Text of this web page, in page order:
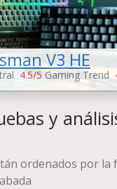
V3 HE
4.5/5 Gaming Trend
-Wired
y
ordenados por la